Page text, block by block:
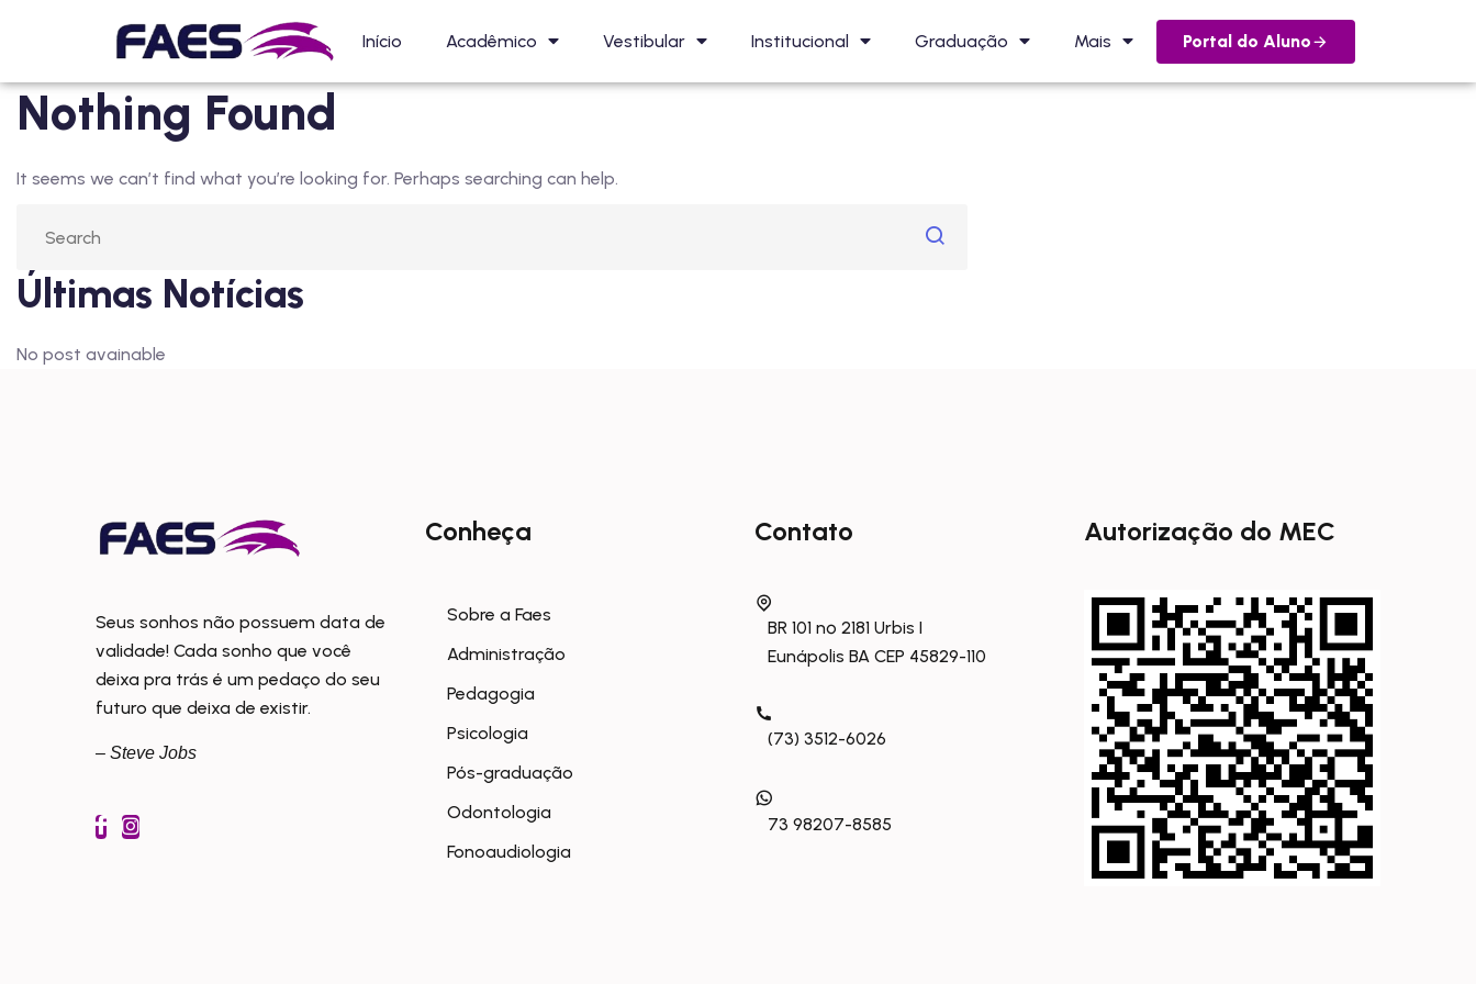
Início Acadêmico Vestibular Institucional Graduação Mais Portal do Aluno
Nothing Found
It seems we can’t find what you’re looking for. Perhaps searching can help.
Últimas Notícias
No post avainable
Seus sonhos não possuem data de
validade! Cada sonho que você
deixa pra trás é um pedaço do seu
futuro que deixa de existir.
– Steve Jobs
Conheça
Sobre a Faes
Administração
Pedagogia
Psicologia
Pós-graduação
Odontologia
Fonoaudiologia
Contato
BR 101 nº 2181 Urbis I
Eunápolis BA CEP 45829-110
(73) 3512-6026
73 98207-8585
Autorização do MEC